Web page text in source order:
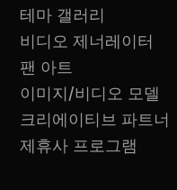
테마 갤러리
비디오 제너레이터
팬 아트
이미지/비디오 모델
크리에이티브 파트너
제휴사 프로그램